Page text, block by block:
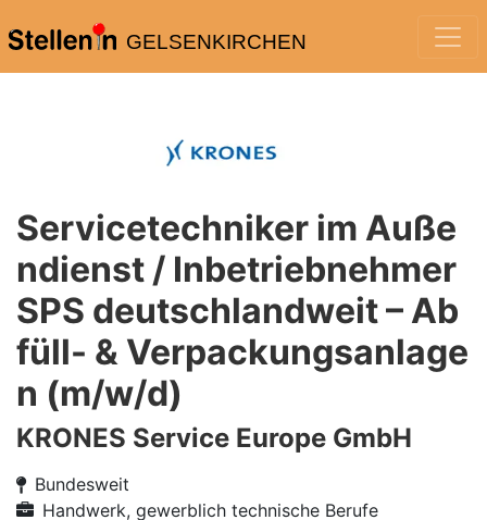
GELSENKIRCHEN
Servicetechniker im Auße
ndienst / Inbetriebnehmer
SPS deutschlandweit – Ab
füll- & Verpackungsanlage
n (m/w/d)
KRONES Service Europe GmbH
Bundesweit
Handwerk, gewerblich technische Berufe